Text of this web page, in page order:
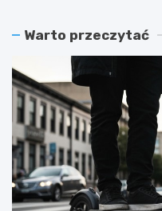
Warto przeczytać